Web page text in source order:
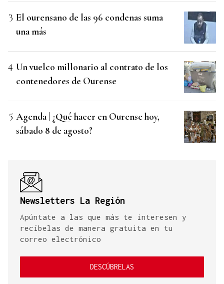
El ourensano de las 96 condenas suma
una más
Un vuelco millonario al contrato de los
contenedores de Ourense
Agenda | ¿Qué hacer en Ourense hoy,
sábado 8 de agosto?
Newsletters La Región
Apúntate a las que más te interesen y
recíbelas de manera gratuita en tu
correo electrónico
DESCÚBRELAS